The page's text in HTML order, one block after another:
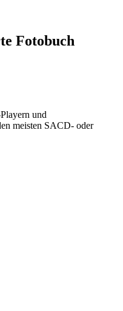
Fotobuch
und
meisten SACD- oder